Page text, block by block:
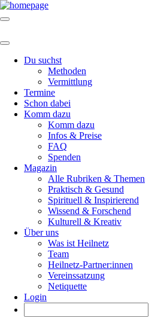
Du suchst
Methoden
Vermittlung
Termine
Schon dabei
Komm dazu
Komm dazu
Infos & Preise
FAQ
Spenden
Magazin
Alle Rubriken & Themen
Praktisch & Gesund
Spirituell & Inspirierend
Wissend & Forschend
Kulturell & Kreativ
Über uns
Was ist Heilnetz
Team
Heilnetz-Partner:innen
Vereinssatzung
Netiquette
Login